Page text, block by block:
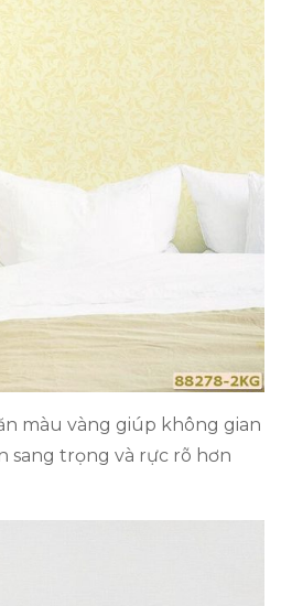
màu vàng giúp không gian
sang trọng và rực rõ hơn